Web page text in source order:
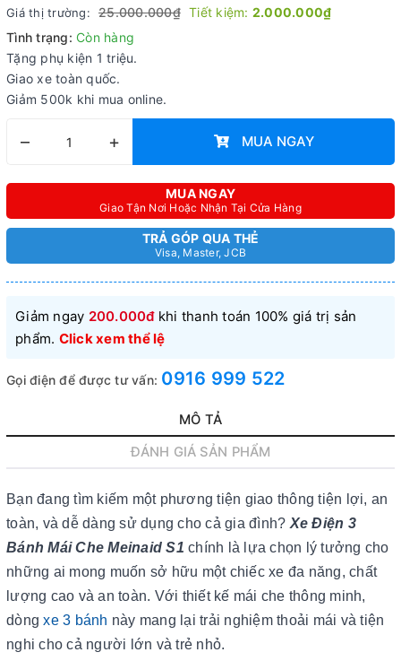
Giá thị trường: 25.000.000₫ Tiết kiệm: 2.000.000₫
Tình trạng: Còn hàng
Tặng phụ kiện 1 triệu.
Giao xe toàn quốc.
Giảm 500k khi mua online.
– + MUA NGAY
MUA NGAY
Giao Tận Nơi Hoặc Nhận Tại Cửa Hàng
TRẢ GÓP QUA THẺ
Visa, Master, JCB
Giảm ngay 200.000đkhi thanh toán 100% giá trị sản
phẩm. Click xem thể lệ
Gọi điện để được tư vấn: 0916 999 522
MÔ TẢ
ĐÁNH GIÁ SẢN PHẨM
Bạn đang tìm kiếm một phương tiện giao thông tiện lợi, an
toàn, và dễ dàng sử dụng cho cả gia đình? Xe Điện 3
Bánh Mái Che Meinaid S1 chính là lựa chọn lý tưởng cho
những ai mong muốn sở hữu một chiếc xe đa năng, chất
lượng cao và an toàn. Với thiết kế mái che thông minh,
dòngxe 3 bánh này mang lại trải nghiệm thoải mái và tiện
nghi cho cả người lớn và trẻ nhỏ.